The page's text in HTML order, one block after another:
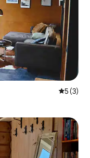
5 de
5 (3)